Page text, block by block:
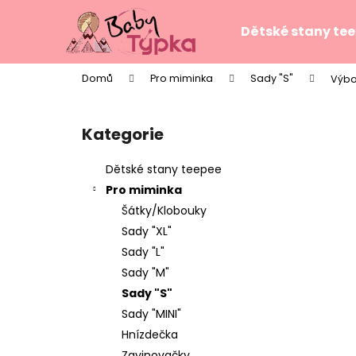
Dětské stany
Domů Pro miminka Sady "S"
Přeskočit
kategorie
Kategorie
Dětské stany teepee
Pro miminka
Šátky/Klobouky
Sady "XL"
Sady "L"
Sady "M"
Sady "S"
Sady "MINI"
Hnízdečka
í
Zpět
do
obchodu
Zpět
do
obchodu
TEEPE PRO DĚTI STARS PINK